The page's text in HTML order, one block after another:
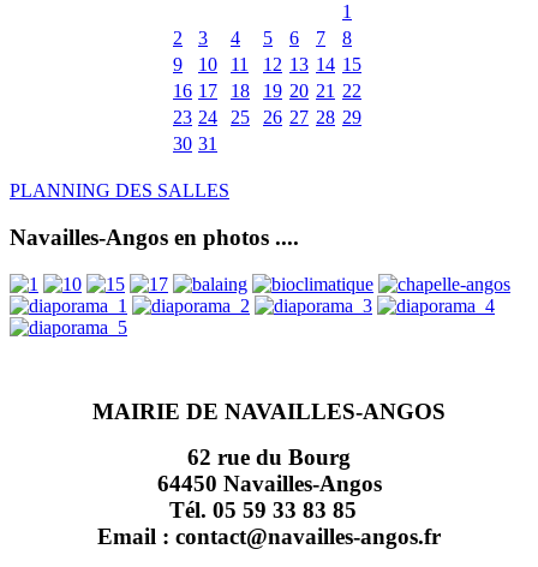
1
2
3 4 5 6 7
8
9
10 11 12 13 14 15
16 17 18 19 20 21 22
23 24 25 26 27 28 29
30 31
PLANNING DES SALLES
Navailles-Angos en photos ....
MAIRIE DE NAVAILLES-ANGOS
62 rue du Bourg
64450 Navailles-Angos
Tél. 05 59 33 83 85
Email : contact@navailles-angos.fr